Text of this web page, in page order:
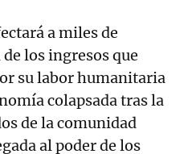
a miles de
los ingresos que
su labor humanitaria
colapsada tras la
de la comunidad
al poder de los